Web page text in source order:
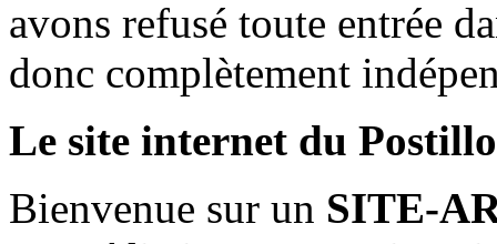
avons refusé toute entrée
donc complètement
Le site internet du
Bienvenue sur un SITE-